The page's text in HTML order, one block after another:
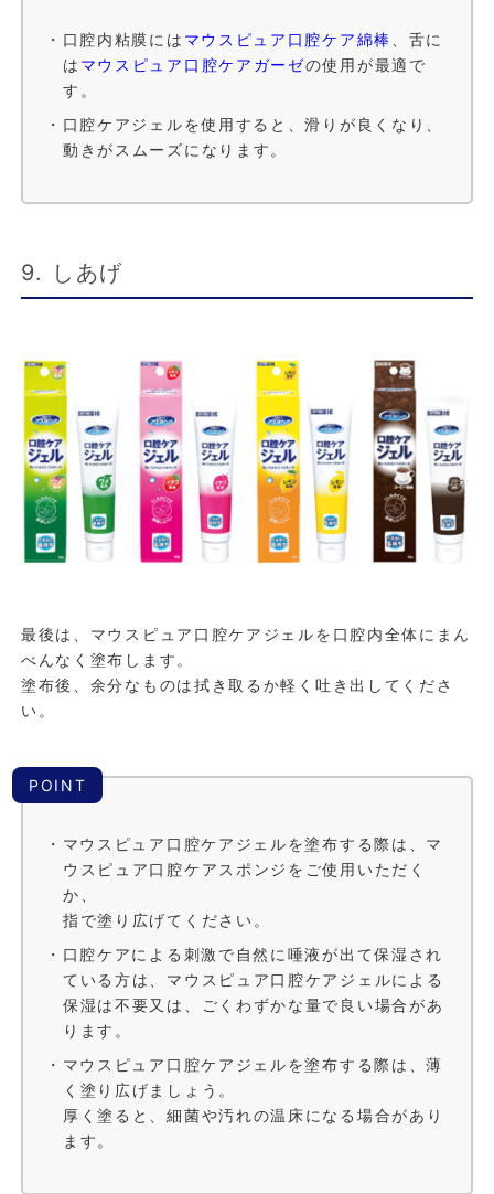
・口腔内粘膜には マウスピュア口腔ケア綿棒
、舌に
は マウスピュア口腔ケアガーゼの使用が最適で
す。
・口腔ケアジェルを使用すると、滑りが良くなり、
動きがスムーズになります。
9. しあげ
最後は、マウスピュア口腔ケアジェルを口腔内全体にまん
べんなく塗布します。
塗布後、余分なものは拭き取るか軽く吐き出してくださ
い。
POINT
・マウスピュア口腔ケアジェルを塗布する際は、マ
ウスピュア口腔ケアスポンジをご使用いただく
か、
指で塗り広げてください。
・口腔ケアによる刺激で自然に唾液が出て保湿され
ている方は、マウスピュア口腔ケアジェルによる
保湿は不要又は、ごくわずかな量で良い場合があ
ります。
・マウスピュア口腔ケアジェルを塗布する際は、薄
く塗り広げましょう。
厚く塗ると、細菌や汚れの温床になる場合があり
ます。